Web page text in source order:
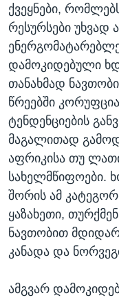
ქვეყნები,
რესურსები უხვად
დამოკიდებული
თანახმად
წრეებში
ტენდენციების
მაგალითად
აფრიკისა თუ
სახელმწიფოები.
შორის ამ
ყაზახეთი,
ნავთობით
კანადა და
ამგვარ